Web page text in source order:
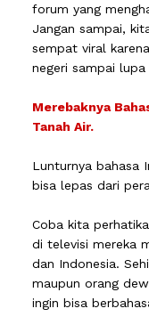
forum yang
Jangan sampai,
sempat viral
negeri sampai lupa
Merebaknya
Tanah Air.
Lunturnya bahasa
bisa lepas dari
Coba kita
di televisi mereka
dan Indonesia.
maupun orang
ingin bisa